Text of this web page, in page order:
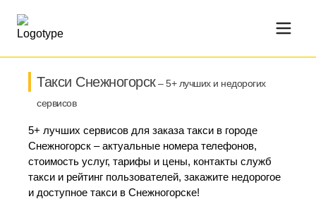
Такси Снежногорск– 5+ лучших и недорогих
сервисов
5+ лучших сервисов для заказа такси в городе
Снежногорск – актуальные номера телефонов,
стоимость услуг, тарифы и цены, контакты служб
такси и рейтинг пользователей, закажите недорогое
и доступное такси в Снежногорске!